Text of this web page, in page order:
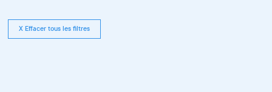
X Effacer tous les filtres